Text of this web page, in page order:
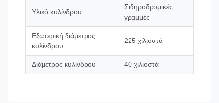
Υλικό κυλίνδρου
Σιδηροδρομικές
γραμμές
Εξωτερική διάμετρος
κυλίνδρου
225 χιλιοστά
Διάμετρος κυλίνδρου 40 χιλιοστά